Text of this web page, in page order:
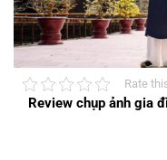
Rate
Review chụp ảnh gia